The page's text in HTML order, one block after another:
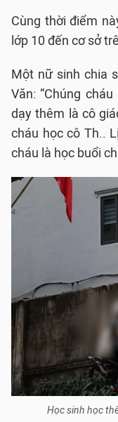
Cùng thời điểm
lớp 10 đến cơ sở
Một nữ sinh chia
Văn: “Chúng
dạy thêm là cô
cháu học cô Th..
cháu là học buổi
Học sinh học